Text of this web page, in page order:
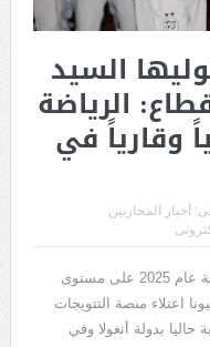
السيد
الرياضة
وقارياً في
أخبار المحاربين
عام
على مستوى
اعتلاء منصة التتويجات
حاليا بدولة أنغولا وفي